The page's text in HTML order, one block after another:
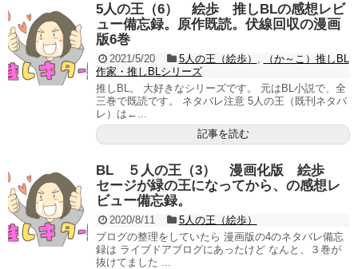
5人の王（6） 絵歩 推しBLの感想レビ
ュー備忘録。原作既読。伏線回収の漫画
版6巻
2021/5/20 5人の王（絵歩）
（か～こ）推しBL
作家・推しBLシリーズ
推しBL。 大好きなシリーズです。 元はBL小説で、全
三巻で既読です。 ネタバレ注意 5人の王（既刊ネタバ
レ）は←...
記事を読む
BL ５人の王（3） 漫画化版 絵歩
セージが緑の王になってから、の感想レ
ビュー備忘録。
2020/8/11
5人の王（絵歩）
ブログの整理をしていたら 漫画版の4のネタバレ備忘
録は ライブドアブログにあったけど なんと、３巻が
抜けてました ...